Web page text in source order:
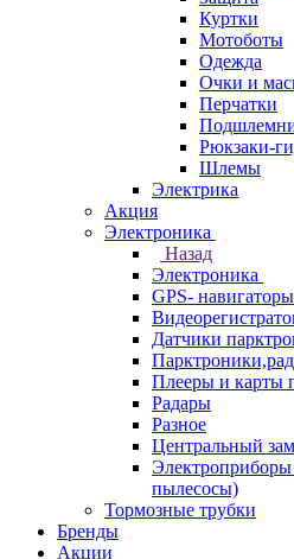
Куртки
Мотоботы
Одежда
Очки и
Перчатки
Рюкзаки-
Шлемы
Электрика
Акция
Электроника
Назад
Электроника
GPS- навигаторы
Датчики
Плееры и карты
Радары
Разное
Центральный
пылесосы)
Тормозные трубки
Бренды
Акции